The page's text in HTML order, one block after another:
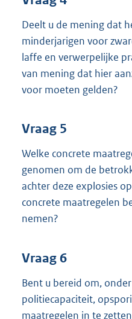
Deelt u de mening dat
minderjarigen voor
laffe en verwerpelijke
van mening dat hier
voor moeten gelden?
Vraag 5
Welke concrete
genomen om de
achter deze explosies
concrete maatregelen
nemen?
Vraag 6
Bent u bereid om,
politiecapaciteit,
maatregelen in te